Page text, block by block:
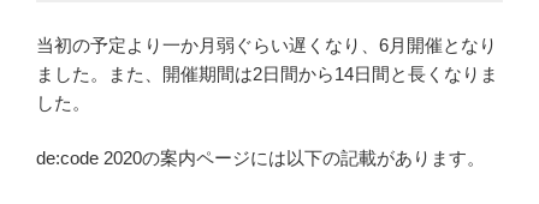
当初の予定より一か月弱ぐらい遅くなり、6月開催となり
ました。また、開催期間は2日間から14日間と長くなりま
した。
de:code 2020の案内ページには以下の記載があります。